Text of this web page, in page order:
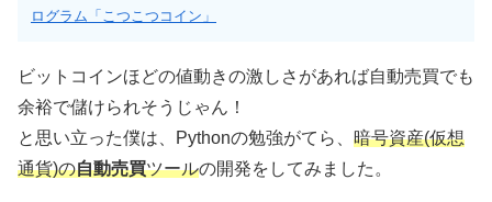
ログラム「こつこつコイン」
ビットコインほどの値動きの激しさがあれば自動売買でも
余裕で儲けられそうじゃん！
と思い立った僕は、Pythonの勉強がてら、 暗号資産(仮想
通貨)の自動売買ツールの開発をしてみました。